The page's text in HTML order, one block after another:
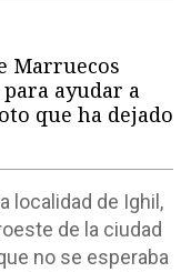
Marruecos
ayudar a
que ha dejado
localidad de Ighil,
de la ciudad
no se esperaba